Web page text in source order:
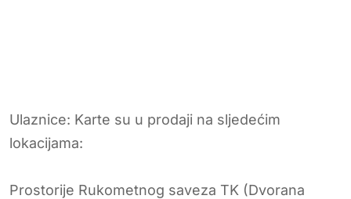
Ulaznice: Karte su u prodaji na sljedećim
lokacijama:
Prostorije Rukometnog saveza TK (Dvorana